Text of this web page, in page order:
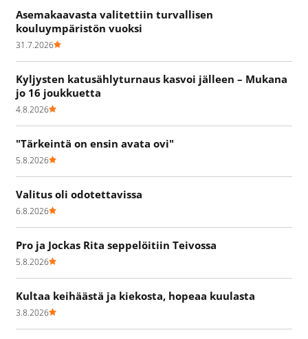
Asemakaavasta valitettiin turvallisen
kouluympäristön vuoksi
31.7.2026
Kyljysten katusählyturnaus kasvoi jälleen – Mukana
jo 16 joukkuetta
4.8.2026
"Tärkeintä on ensin avata ovi"
5.8.2026
Valitus oli odotettavissa
6.8.2026
Pro ja Jockas Rita seppelöitiin Teivossa
5.8.2026
Kultaa keihäästä ja kiekosta, hopeaa kuulasta
3.8.2026